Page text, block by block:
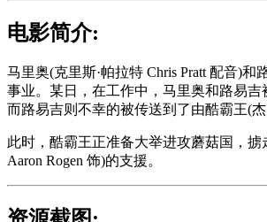
电影简介:
马里奥(克里斯·帕拉特 Chris Pratt 配音)
事业。某日，在工作中，马里奥和路易吉
而路易吉则不幸的被传送到了由酷霸王(杰
此时，酷霸王正准备大举进攻蘑菇国，
Aaron Rogen 饰)的支援。